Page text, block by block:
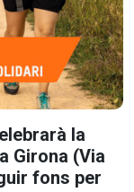
la
Girona (Via
fons per